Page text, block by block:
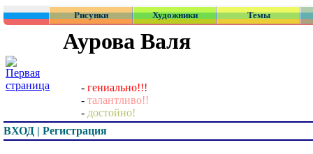
Рисунки Художники Темы
Аурова Валя
- гениально!!!
- талантливо!!
- достойно!
ВХОД | Регистрация